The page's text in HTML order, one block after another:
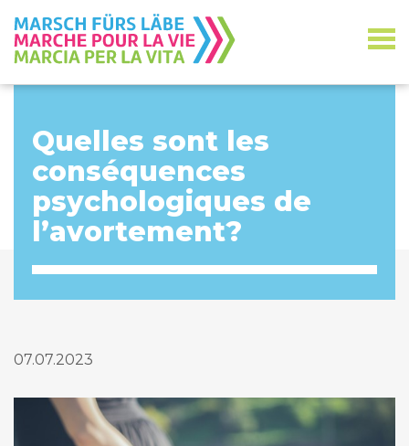
Quelles sont les
conséquences
psychologiques de
l’avortement?
07.07.2023